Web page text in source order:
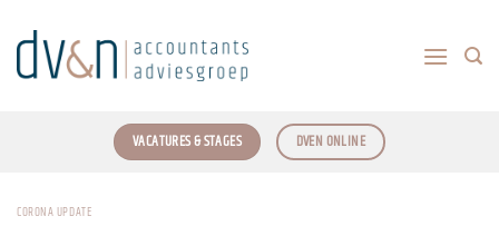
naar
inhoud
VACATURES & STAGES DVEN ONLINE
CORONA UPDATE